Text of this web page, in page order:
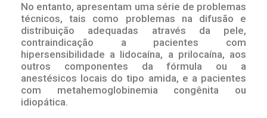
No entanto, apresentam uma série de problemas
técnicos, tais como problemas na difusão e
distribuição adequadas através da pele,
contraindicação a pacientes com
hipersensibilidade a lidocaína, a prilocaína, aos
outros componentes da fórmula ou a
anestésicos locais do tipo amida, e a pacientes
com metahemoglobinemia congênita ou
idiopática.